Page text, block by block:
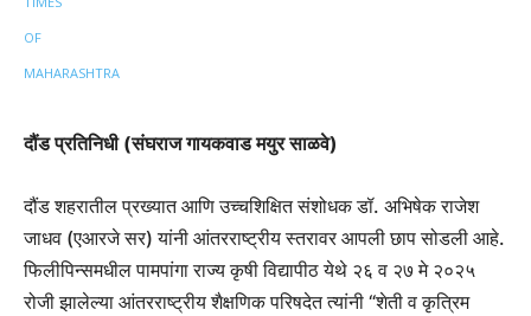
दौंड प्रतिनिधी (संघराज गायकवाड मयुर साळवे)
दौंड शहरातील प्रख्यात आणि उच्चशिक्षित संशोधक डॉ. अभिषेक राजेश
जाधव (एआरजे सर) यांनी आंतरराष्ट्रीय स्तरावर आपली छाप सोडली आहे.
फिलीपिन्समधील पामपांगा राज्य कृषी विद्यापीठ येथे २६ व २७ मे २०२५
रोजी झालेल्या आंतरराष्ट्रीय शैक्षणिक परिषदेत त्यांनी “शेती व कृत्रिम